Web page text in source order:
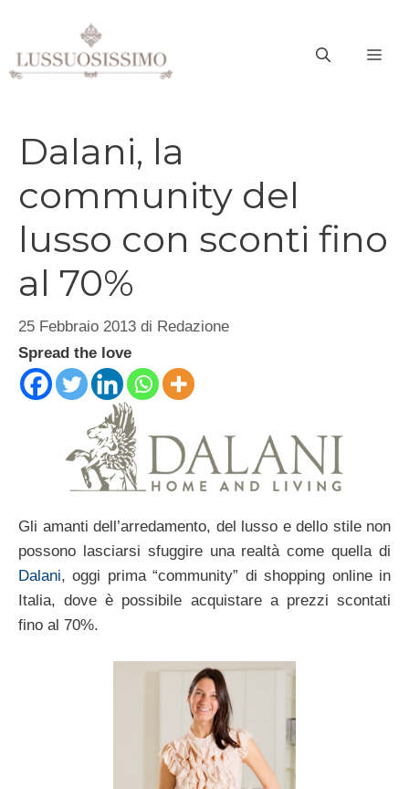
contenuto
Dalani, la
community del
lusso con sconti fino
al 70%
25 Febbraio 2013 di Redazione
Spread the love
Gli amanti dell’arredamento, del lusso e dello stile non
possono lasciarsi sfuggire una realtà come quella di
Dalani, oggi prima “community” di shopping online in
Italia, dove è possibile acquistare a prezzi scontati
fino al 70%.